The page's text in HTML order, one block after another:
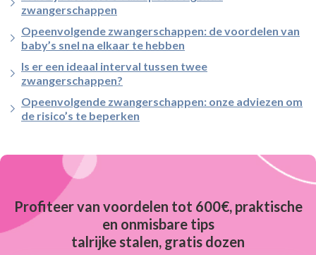
zwangerschappen
Opeenvolgende zwangerschappen: de voordelen van
baby’s snel na elkaar te hebben
Is er een ideaal interval tussen twee
zwangerschappen?
Opeenvolgende zwangerschappen: onze adviezen om
de risico’s te beperken
Profiteer van voordelen tot 600€, praktische
en onmisbare tips
talrijke stalen, gratis dozen